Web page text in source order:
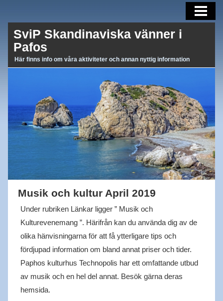
AKTIVITETER
OM OSS
LÄNKAR
SviP Skandinaviska vänner i
Pafos
Här finns info om våra aktiviteter och annan nyttig information
Musik och kultur April 2019
Under rubriken Länkar ligger ” Musik och
Kulturevenemang ”. Härifrån kan du använda dig av de
olika hänvisningarna för att få ytterligare tips och
fördjupad information om bland annat priser och tider.
Paphos kulturhus Technopolis har ett omfattande utbud
av musik och en hel del annat. Besök gärna deras
hemsida.